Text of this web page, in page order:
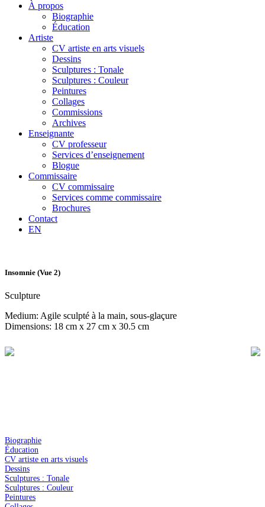
À propos
Biographie
Éducation
Artiste
CV artiste en arts visuels
Dessins
Sculptures : Tonale
Sculptures : Couleur
Peintures
Collages
Commissions
Archives
Enseignante
CV professeur
Services d’enseignement
Blogue
Commissaire
CV commissaire
Services comme commissaire
Brochures
Contact
EN
Insomnie (Vue 2)
Sculpture
Medium: Agile sculpté à la main, sous-glaçure
Dimensions: 18 cm x 27 cm x 30.5 cm
Biographie
Éducation
CV artiste en arts visuels
Dessins
Sculptures : Tonale
Sculptures : Couleur
Peintures